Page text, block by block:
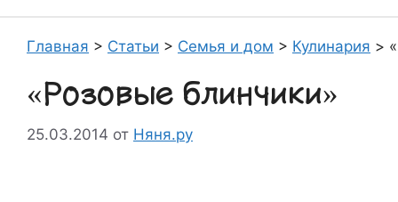
Главная > Статьи > Семья и дом > Кулинария >
«Розовые блинчики»
25.03.2014 от Няня.ру